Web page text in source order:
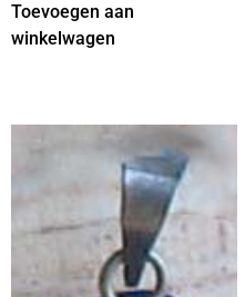
Toevoegen aan
winkelwagen